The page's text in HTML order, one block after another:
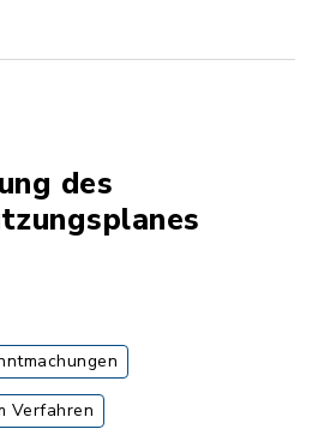
des
Verfahren